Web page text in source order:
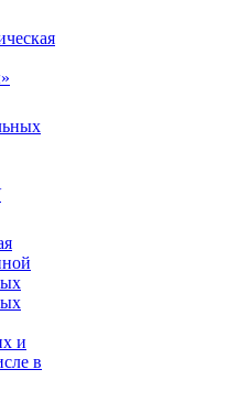
и
в